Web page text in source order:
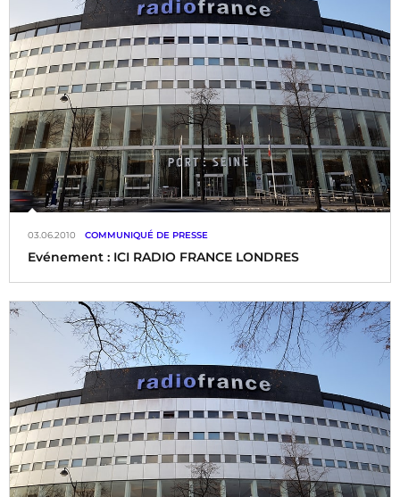
Evénement : ICI RADIO FRANCE LONDRES
03.06.2010 COMMUNIQUÉ DE PRESSE